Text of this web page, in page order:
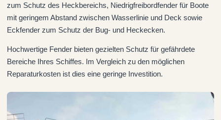
zum Schutz des Heckbereichs, Niedrigfreibordfender für Boote
mit geringem Abstand zwischen Wasserlinie und Deck sowie
Eckfender zum Schutz der Bug- und Heckecken.
Hochwertige Fender bieten gezielten Schutz für gefährdete
Bereiche Ihres Schiffes. Im Vergleich zu den möglichen
Reparaturkosten ist dies eine geringe Investition.